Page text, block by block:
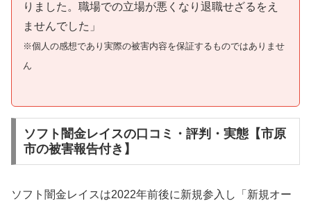
りました。職場での立場が悪くなり退職せざるをえ
ませんでした」
※個人の感想であり実際の被害内容を保証するものではありませ
ん
ソフト闇金レイスの口コミ・評判・実態【市原
市の被害報告付き】
ソフト闇金レイスは2022年前後に新規参入し「新規オー